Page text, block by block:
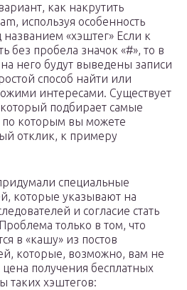
как накрутить
используя особенность
«хэштег» Если к
без пробела значок «#», то в
него будут выведены записи
способ найти или
интересами. Существует
подбирает самые
которым вы можете
отклик, к примеру
специальные
которые указывают на
и согласие стать
только в том, что
в «кашу» из постов
которые, возможно, вам не
получения бесплатных
хэштегов: